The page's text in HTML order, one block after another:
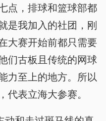
点，排球和篮球部都
是我加入的社团，刚
大赛开始前都只需要
们古板且传统的网球
力至上的地方。所以
代表立海大参赛。